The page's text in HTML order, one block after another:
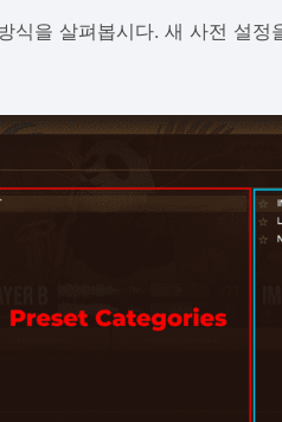
식을 살펴봅시다. 새 사전 설정